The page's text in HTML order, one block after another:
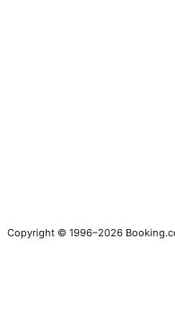
Copyright © 1996–2026